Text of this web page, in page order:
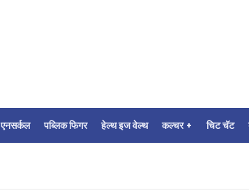
एनसर्कल पब्लिक फिगर हेल्थ इज वेल्थ कल्चर + चिट चॅट